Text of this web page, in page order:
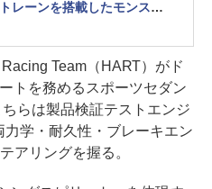
レーンを搭載したモンスタ
Team（HART）がド
トを務めるスポーツセダン
らは製品検証テストエンジ
学・耐久性・ブレーキエン
アリングを握る。